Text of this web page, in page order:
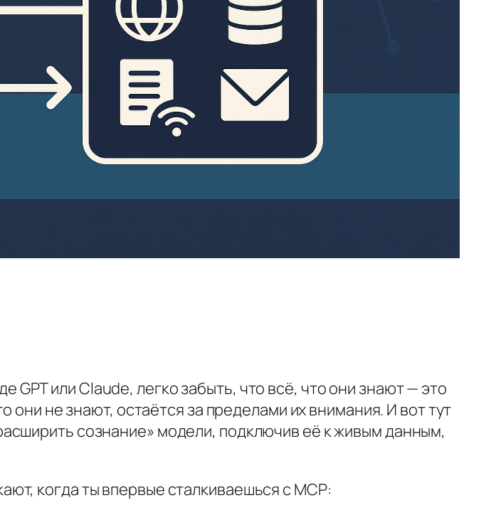
или Claude, легко забыть, что всё, что они знают — это
они не знают, остаётся за пределами их внимания. И вот тут
сознание» модели, подключив её к живым данным,
когда ты впервые сталкиваешься с MCP: